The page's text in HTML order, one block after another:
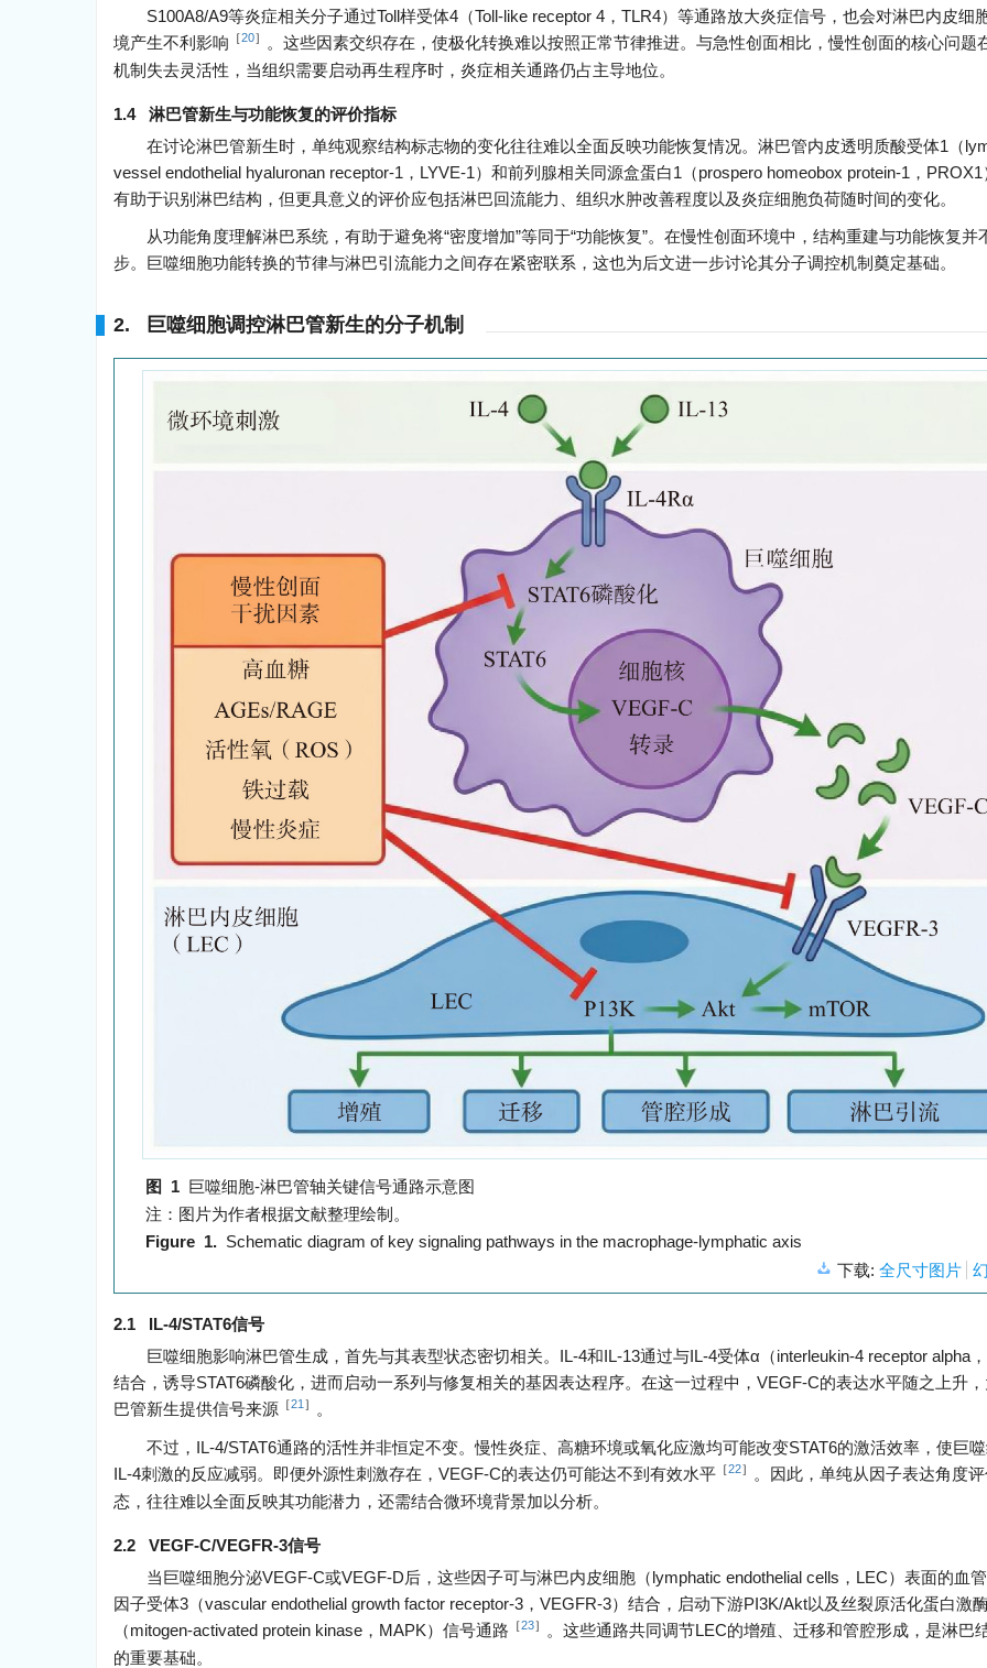
S100A8/A9等炎症相关分子通过Toll样受体4（Toll-like receptor 4，TLR4）等通路放大炎症信号，也会对淋巴内皮细
境产生不利影响 ［20］
。这些因素交织存在，使极化转换难以按照正常节律推进。与急性创面相比，慢性创面的核心问题
机制失去灵活性，当组织需要启动再生程序时，炎症相关通路仍占主导地位。
1.4 淋巴管新生与功能恢复的评价指标
在讨论淋巴管新生时，单纯观察结构标志物的变化往往难以全面反映功能恢复情况。淋巴管内皮透明质酸受体1（
vessel endothelial hyaluronan receptor-1，LYVE-1）和前列腺相关同源盒蛋白1（prospero homeobox protein-1，
有助于识别淋巴结构，但更具意义的评价应包括淋巴回流能力、组织水肿改善程度以及炎症细胞负荷随时间的变化。
从功能角度理解淋巴系统，有助于避免将“密度增加”等同于“功能恢复”。在慢性创面环境中，结构重建与功能恢复并
步。巨噬细胞功能转换的节律与淋巴引流能力之间存在紧密联系，这也为后文进一步讨论其分子调控机制奠定基础。
2. 巨噬细胞调控淋巴管新生的分子机制
图 1 巨噬细胞-淋巴管轴关键信号通路示意图
注：图片为作者根据文献整理绘制。
Figure 1. Schematic diagram of key signaling pathways in the macrophage-lymphatic axis
下载: 全尺寸图片
2.1 IL-4/STAT6信号
巨噬细胞影响淋巴管生成，首先与其表型状态密切相关。IL-4和IL-13通过与IL-4受体α（interleukin-4 receptor alpha
结合，诱导STAT6磷酸化，进而启动一系列与修复相关的基因表达程序。在这一过程中，VEGF-C的表达水平随之上升
巴管新生提供信号来源 ［21 ］ 。
不过，IL-4/STAT6通路的活性并非恒定不变。慢性炎症、高糖环境或氧化应激均可能改变STAT6的激活效率，使巨
IL-4刺激的反应减弱。即便外源性刺激存在，VEGF-C的表达仍可能达不到有效水平 ［22］
。因此，单纯从因子表达角度
态，往往难以全面反映其功能潜力，还需结合微环境背景加以分析。
2.2 VEGF-C/VEGFR-3信号
当巨噬细胞分泌VEGF-C或VEGF-D后，这些因子可与淋巴内皮细胞（lymphatic endothelial cells，LEC）表面的血
因子受体3（vascular endothelial growth factor receptor-3，VEGFR-3）结合，启动下游PI3K/Akt以及丝裂原活化蛋白激
（mitogen-activated protein kinase，MAPK）信号通路 ［23］
。这些通路共同调节LEC的增殖、迁移和管腔形成，是淋巴
的重要基础。